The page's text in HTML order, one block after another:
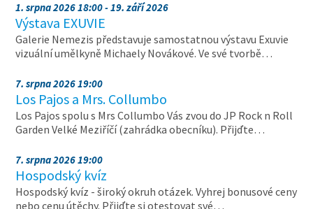
1. srpna 2026 18:00 - 19. září 2026
Výstava EXUVIE
Galerie Nemezis představuje samostatnou výstavu Exuvie
vizuální umělkyně Michaely Novákové. Ve své tvorbě…
7. srpna 2026 19:00
Los Pajos a Mrs. Collumbo
Los Pajos spolu s Mrs Collumbo Vás zvou do JP Rock n Roll
Garden Velké Meziříčí (zahrádka obecníku). Přijďte…
7. srpna 2026 19:00
Hospodský kvíz
Hospodský kvíz - široký okruh otázek. Vyhrej bonusové ceny
nebo cenu útěchy. Přijďte si otestovat své…